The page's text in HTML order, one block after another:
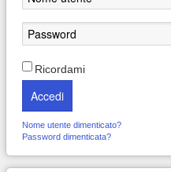
Ricordami
Accedi
Nome utente dimenticato?
Password dimenticata?